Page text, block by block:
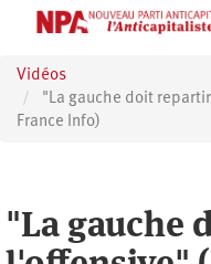
principal
Vidéos
"La gauche doit
France Info)
"La gauche